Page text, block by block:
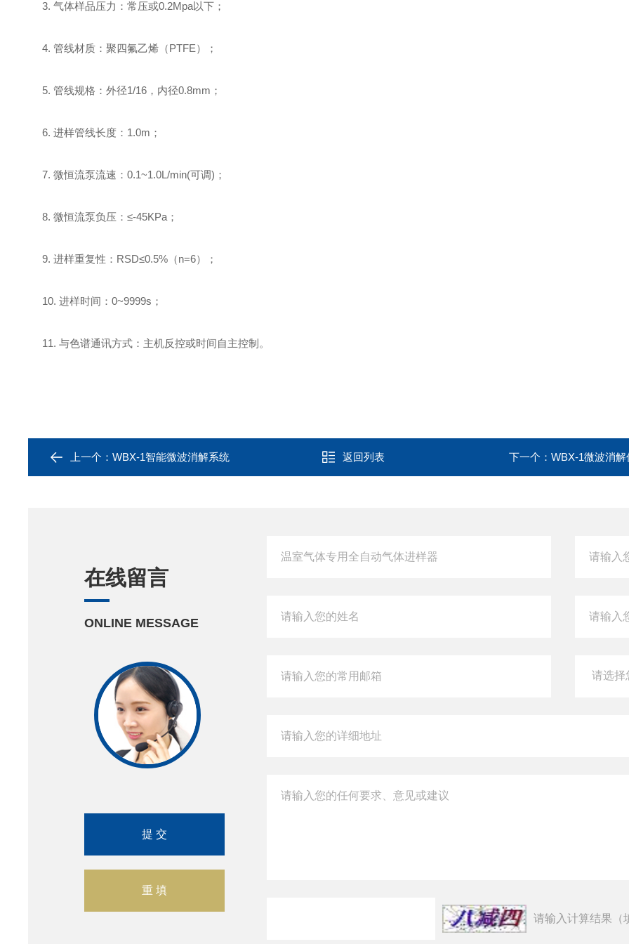
3. 气体样品压力：常压或0.2Mpa以下；
4. 管线材质：聚四氟乙烯（PTFE）；
5. 管线规格：外径1/16，内径0.8mm；
6. 进样管线长度：1.0m；
7. 微恒流泵流速：0.1~1.0L/min(可调)；
8. 微恒流泵负压：≤-45KPa；
9. 进样重复性：RSD≤0.5%（n=6）；
10. 进样时间：0~9999s；
11. 与色谱通讯方式：主机反控或时间自主控制。
上一个： WBX-1智能微波消解系统 返回列表 下一个： WBX-1微波消解
在线留言
ONLINE MESSAGE
请输入计算结果（